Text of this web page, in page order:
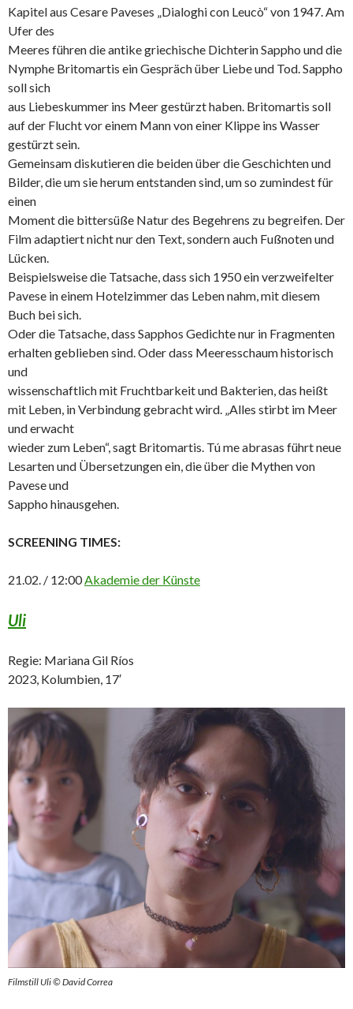
Kapitel aus Cesare Paveses „Dialoghi con Leucò“ von 1947. Am
Ufer des
Meeres führen die antike griechische Dichterin Sappho und die
Nymphe Britomartis ein Gespräch über Liebe und Tod. Sappho
soll sich
aus Liebeskummer ins Meer gestürzt haben. Britomartis soll
auf der Flucht vor einem Mann von einer Klippe ins Wasser
gestürzt sein.
Gemeinsam diskutieren die beiden über die Geschichten und
Bilder, die um sie herum entstanden sind, um so zumindest für
einen
Moment die bittersüße Natur des Begehrens zu begreifen. Der
Film adaptiert nicht nur den Text, sondern auch Fußnoten und
Lücken.
Beispielsweise die Tatsache, dass sich 1950 ein verzweifelter
Pavese in einem Hotelzimmer das Leben nahm, mit diesem
Buch bei sich.
Oder die Tatsache, dass Sapphos Gedichte nur in Fragmenten
erhalten geblieben sind. Oder dass Meeresschaum historisch
und
wissenschaftlich mit Fruchtbarkeit und Bakterien, das heißt
mit Leben, in Verbindung gebracht wird. „Alles stirbt im Meer
und erwacht
wieder zum Leben“, sagt Britomartis. Tú me abrasas führt neue
Lesarten und Übersetzungen ein, die über die Mythen von
Pavese und
Sappho hinausgehen.
SCREENING TIMES:
21.02. / 12:00Akademie der Künste
Uli
Regie: Mariana Gil Ríos
2023, Kolumbien, 17′
Filmstill Uli © David Correa